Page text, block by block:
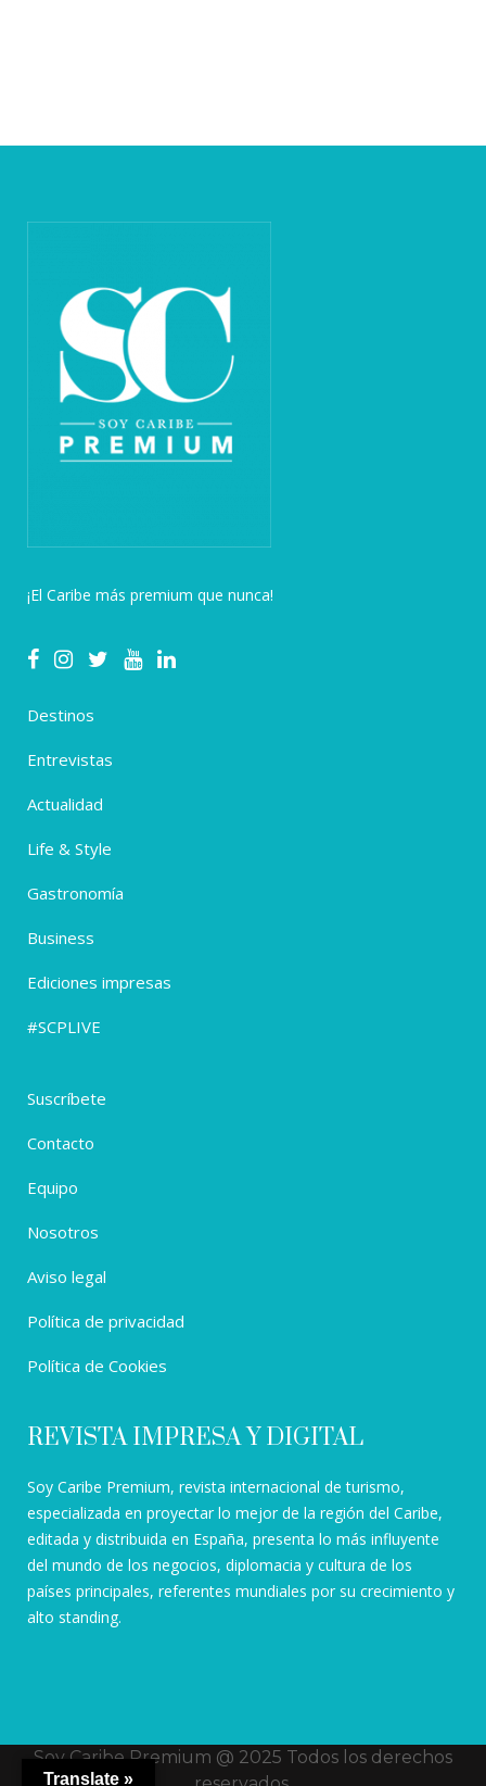
¡El Caribe más premium que nunca!
Destinos
Entrevistas
Actualidad
Life & Style
Gastronomía
Business
Ediciones impresas
#SCPLIVE
Suscríbete
Contacto
Equipo
Nosotros
Aviso legal
Política de privacidad
Política de Cookies
REVISTA IMPRESA Y DIGITAL
Soy Caribe Premium, revista internacional de turismo,
especializada en proyectar lo mejor de la región del Caribe,
editada y distribuida en España, presenta lo más influyente
del mundo de los negocios, diplomacia y cultura de los
países principales, referentes mundiales por su crecimiento y
alto standing.
Soy Caribe Premium @ 2025 Todos los derechos
Translate »